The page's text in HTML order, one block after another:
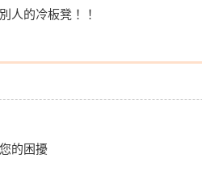
人的冷板凳！！
的困擾